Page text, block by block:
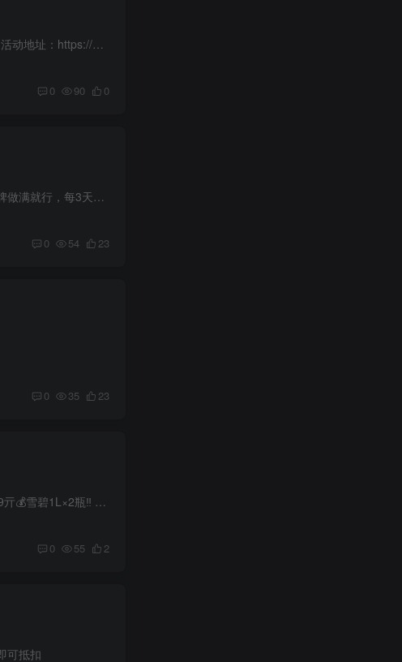
今天早上11~12点，星巴克自带杯子到店可领免费美式咖啡，提前准备好杯子，差不多可以出发了 活动地址：https://4kz.cn/A9Tlhc
0 90 0
抖音商城APP首页“兜兜农场”->先任选一件实物，大概3天就能拿到实物 ———— 每天把看广告翻牌做满就行，每3天就能拿到一个实物
0 54 23
0 35 23
快快快‼大漏🐏毛🚗‼ - 1️⃣京东-首页“9.9包邮” ⭐️领4.9-4亓包邮吃喝券 https://u.jd.com/j1pasPK - 4.9亓💰雪碧1L×2瓶‼️ https://u.jd.com/jOpad4K 4.9亓💰芬达1L×2瓶‼️ htt...
0 55 2
可抵扣